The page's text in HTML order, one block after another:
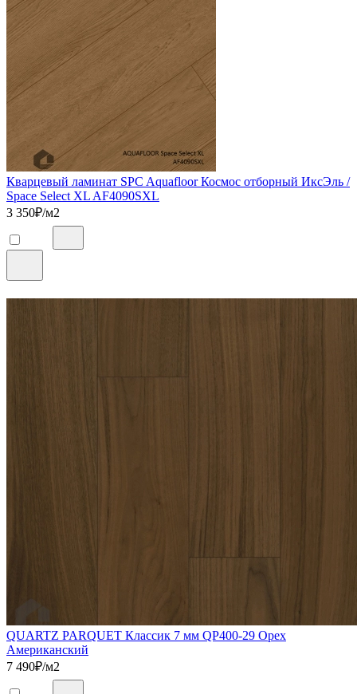
Кварцевый ламинат SPC Aquafloor Космос отборный ИксЭль /
Space Select XL AF4090SXL
3 350₽/м2
QUARTZ PARQUET Классик 7 мм QP400-29 Орех
Американский
7 490₽/м2